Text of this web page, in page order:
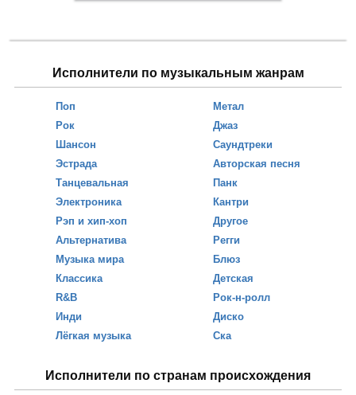
Исполнители по музыкальным жанрам
Поп
Рок
Шансон
Эстрада
Танцевальная
Электроника
Рэп и хип-хоп
Альтернатива
Музыка мира
Классика
R&B
Инди
Лёгкая музыка
Метал
Джаз
Саундтреки
Авторская песня
Панк
Кантри
Другое
Регги
Блюз
Детская
Рок-н-ролл
Диско
Ска
Исполнители по странам происхождения